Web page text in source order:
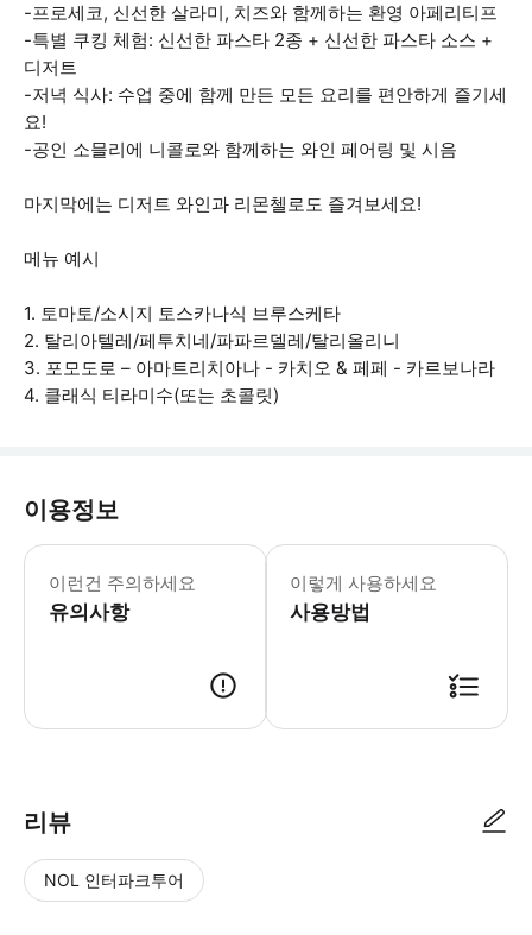
-프로세코, 신선한 살라미, 치즈와 함께하는 환영 아페리티프
-특별 쿠킹 체험: 신선한 파스타 2종 + 신선한 파스타 소스 +
디저트
-저녁 식사: 수업 중에 함께 만든 모든 요리를 편안하게 즐기세
요!
-공인 소믈리에 니콜로와 함께하는 와인 페어링 및 시음
마지막에는 디저트 와인과 리몬첼로도 즐겨보세요!
메뉴 예시
1. 토마토/소시지 토스카나식 브루스케타
2. 탈리아텔레/페투치네/파파르델레/탈리올리니
3. 포모도로 – 아마트리치아나 - 카치오 & 페페 - 카르보나라
4. 클래식 티라미수(또는 초콜릿)
이용정보
이런건 주의하세요
유의사항
알코올 음료의 최소 연령은 18세입니
이렇게 사용하세요
사용방법
리뷰
NOL 인터파크투어